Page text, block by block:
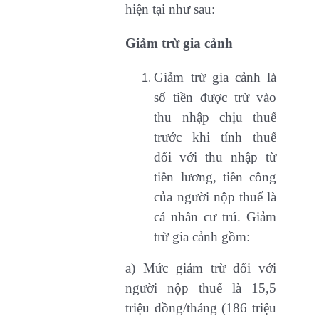
hiện tại như sau:
Giảm trừ gia cảnh
Giảm trừ gia cảnh là
số tiền được trừ vào
thu nhập chịu thuế
trước khi tính thuế
đối với thu nhập từ
tiền lương, tiền công
của người nộp thuế là
cá nhân cư trú. Giảm
trừ gia cảnh gồm:
a) Mức giảm trừ đối với
người nộp thuế là 15,5
triệu đồng/tháng (186 triệu